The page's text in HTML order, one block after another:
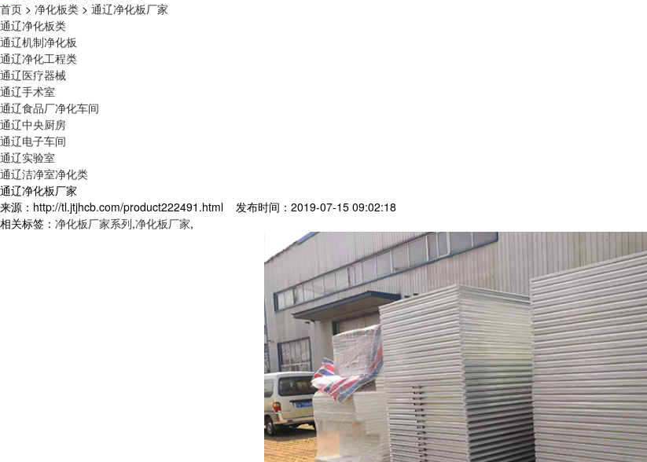
首页 > 净化板类 > 通辽净化板厂家
通辽净化板类
通辽机制净化板
通辽净化工程类
通辽医疗器械
通辽手术室
通辽食品厂净化车间
通辽中央厨房
通辽电子车间
通辽实验室
通辽洁净室净化类
通辽净化板厂家
来源：http://tl.jtjhcb.com/product222491.html 发布时间：2019-07-15 09:02:18
相关标签： 净化板厂家系列,净化板厂家,